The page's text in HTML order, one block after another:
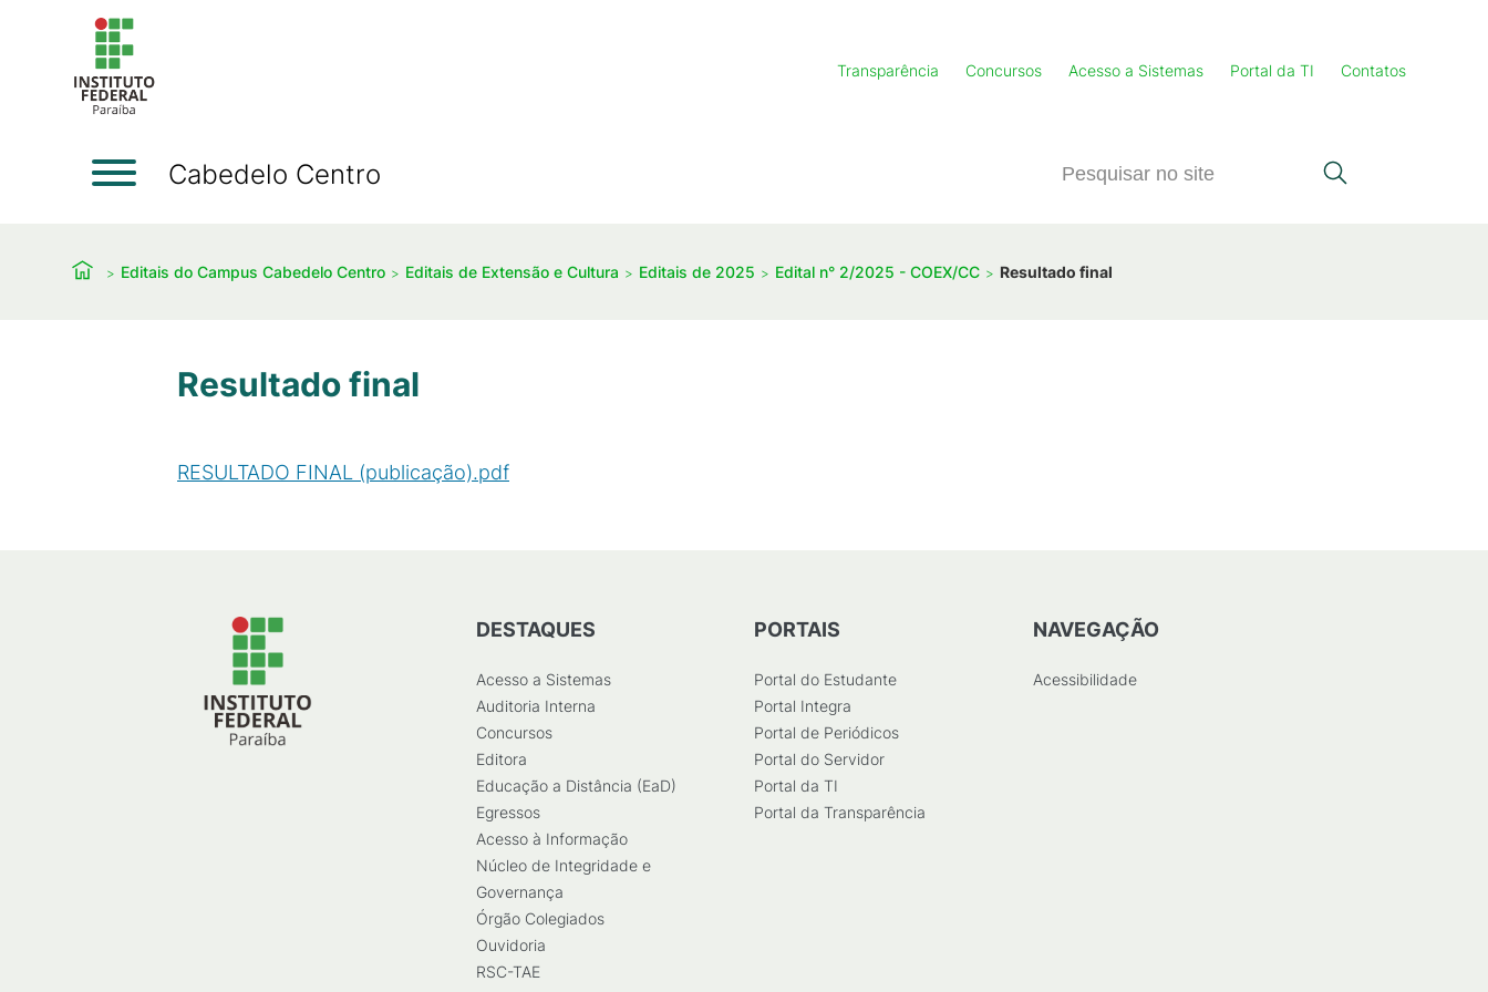
Transparência Concursos Acesso a Sistemas Portal da TI Contatos
Cabedelo Centro
Editais do Campus Cabedelo Centro Editais de Extensão e Cultura Editais de 2025 Edital n° 2/2025 - COEX/CC Resultado final
Resultado final
RESULTADO FINAL (publicação).pdf
DESTAQUES
Acesso a Sistemas
Auditoria Interna
Concursos
Editora
Educação a Distância (EaD)
Egressos
Acesso à Informação
Núcleo de Integridade e
Governança
Órgão Colegiados
Ouvidoria
RSC-TAE
PORTAIS
Portal do Estudante
Portal Integra
Portal de Periódicos
Portal do Servidor
Portal da TI
Portal da Transparência
NAVEGAÇÃO
Acessibilidade